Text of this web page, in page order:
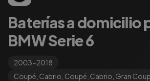
Baterías a domicilio
BMW Serie 6
2003-2018
Coupé, Cabrio, Coupé, Cabrio, Gran